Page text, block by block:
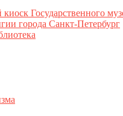
Государственного
города Санкт-Петербург